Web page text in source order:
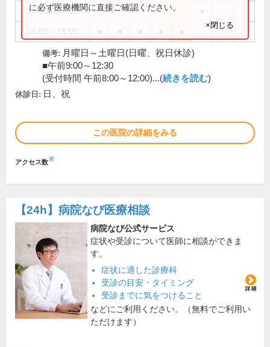
14:00～17:00
に必ず医療機関に直接ご確認ください。
×閉じる
備考: 月曜日～土曜日(日曜、祝日休診)
■午前9:00～12:30
(受付時間 午前8:00～12:00)...(続きを読む)
休診日: 日、祝
この医院の詳細をみる
アクセス数※
【24h】 病院なび医療相談
病院なび公式サービス
症状や受診について医師に相談ができま
す。
症状に適した診療科
受診の目安・タイミング
受診までに気をつけること
などにご利用ください。（無料でご利用い
ただけます）